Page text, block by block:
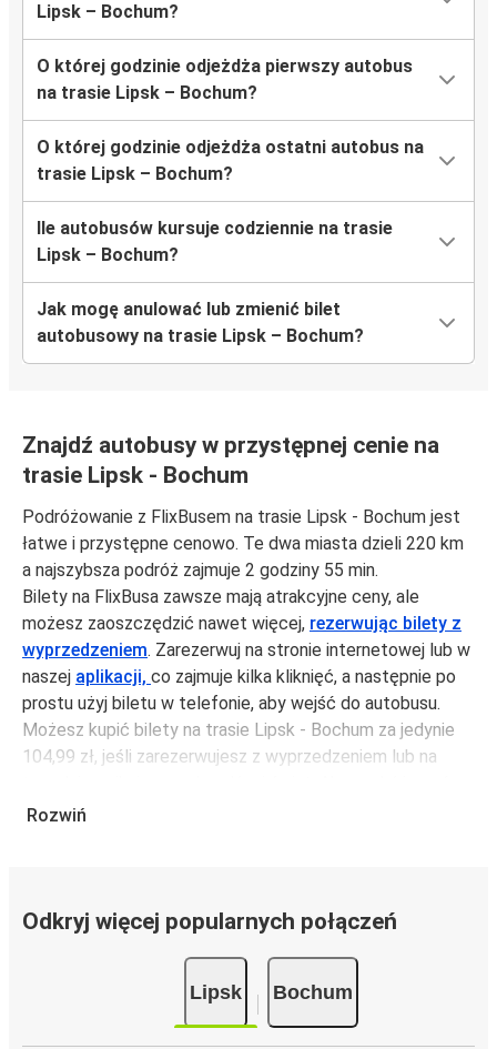
Lipsk – Bochum?
O której godzinie odjeżdża pierwszy autobus
na trasie Lipsk – Bochum?
O której godzinie odjeżdża ostatni autobus na
trasie Lipsk – Bochum?
Ile autobusów kursuje codziennie na trasie
Lipsk – Bochum?
Jak mogę anulować lub zmienić bilet
autobusowy na trasie Lipsk – Bochum?
Znajdź autobusy w przystępnej cenie na
trasie Lipsk - Bochum
Podróżowanie z FlixBusem na trasie Lipsk - Bochum jest
łatwe i przystępne cenowo. Te dwa miasta dzieli 220 km
a najszybsza podróż zajmuje 2 godziny 55 min.
Bilety na FlixBusa zawsze mają atrakcyjne ceny, ale
możesz zaoszczędzić nawet więcej, rezerwując bilety z
wyprzedzeniem. Zarezerwuj na stronie internetowej lub w
naszej aplikacji, co zajmuje kilka kliknięć, a następnie po
prostu użyj biletu w telefonie, aby wejść do autobusu.
Możesz kupić bilety na trasie Lipsk - Bochum za jedynie
104,99 zł, jeśli zarezerwujesz z wyprzedzeniem lub na
szybko, łatwo i zadbać o zmniejszanie śladu węglowego,
Trasa Lipsk - Bochum jest łatwa i wygodna z FlixBusem,
ma mniejszy wpływ na środowisko
niż podróż samochodem czy samolotem. Stale pracujemy
Rozwiń
Odkryj więcej popularnych połączeń
Lipsk Bochum